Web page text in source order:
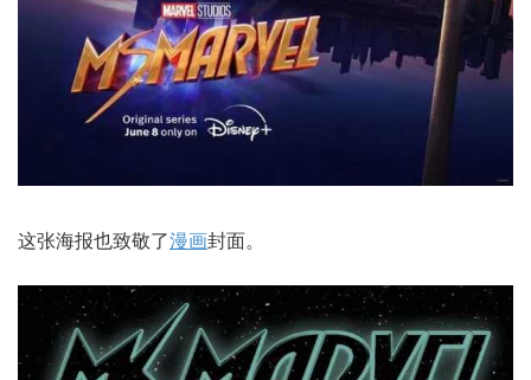
这张海报也致敬了漫画封面。